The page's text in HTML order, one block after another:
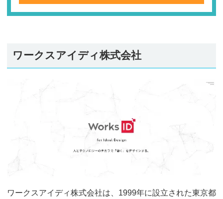
ワークスアイディ株式会社
ワークスアイディ株式会社は、1999年に設立された東京都